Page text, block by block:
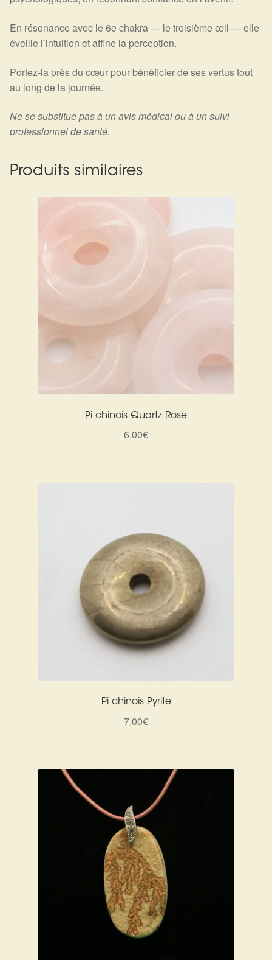
En résonance avec le 6e chakra — le troisième œil — elle
éveille l’intuition et affine la perception.
Portez-la près du cœur pour bénéficier de ses vertus tout
au long de la journée.
Ne se substitue pas à un avis médical ou à un suivi
professionnel de santé.
Produits similaires
Pi chinois Quartz Rose
6,00€
Pi chinois Pyrite
7,00€